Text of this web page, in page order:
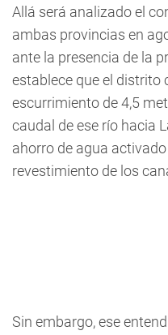
Allá será analizado el
ambas provincias en
ante la presencia de la
establece que el distrito
escurrimiento de 4,5
caudal de ese río hacia
ahorro de agua
revestimiento de los
Sin embargo, ese